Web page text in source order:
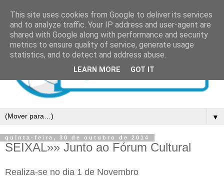
▼
quinta-feira, 30 de outubro de 2014
SEIXAL»» Junto ao Fórum Cultural
Realiza-se no dia 1 de Novembro
This site uses cookies from Google to deliver its services
and to analyze traffic. Your IP address and user-agent are
shared with Google along with performance and security
metrics to ensure quality of service, generate usage
statistics, and to detect and address abuse.
LEARN MORE GOT IT